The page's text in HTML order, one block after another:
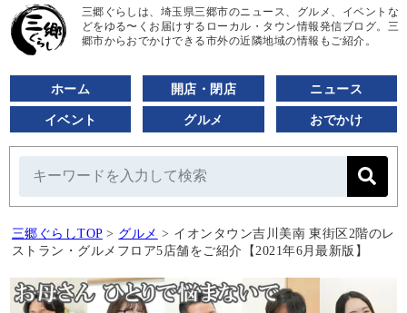
三郷ぐらしは、埼玉県三郷市のニュース、グルメ、イベントな
どをゆる〜くお届けするローカル・タウン情報発信ブログ。三
郷市からおでかけできる市外の近隣地域の情報もご紹介。
ホーム 開店・閉店 ニュース
イベント グルメ おでかけ
三郷ぐらしTOP > グルメ > イオンタウン吉川美南 東街区2階のレ
ストラン・グルメフロア5店舗をご紹介【2021年6月最新版】